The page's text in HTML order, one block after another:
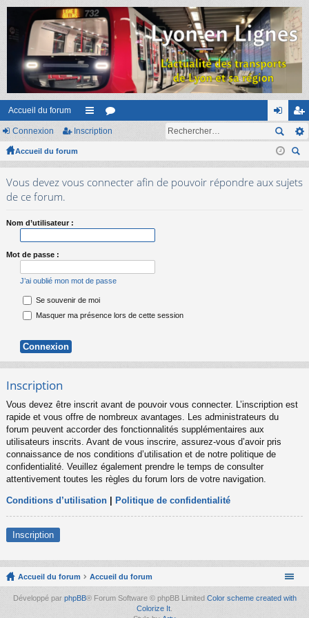
Accueil du forum
ac or on
ne
ns
cri
Connexion Inscription
Accueil du forum
ec
her
Vous devez vous connecter afin de pouvoir répondre aux sujets
de ce forum.
Nom d’utilisateur :
Mot de passe :
J’ai oublié mon mot de passe
Se souvenir de moi
Masquer ma présence lors de cette session
Inscription
Vous devez être inscrit avant de pouvoir vous connecter. L’inscription est
rapide et vous offre de nombreux avantages. Les administrateurs du
forum peuvent accorder des fonctionnalités supplémentaires aux
utilisateurs inscrits. Avant de vous inscrire, assurez-vous d’avoir pris
connaissance de nos conditions d’utilisation et de notre politique de
confidentialité. Veuillez également prendre le temps de consulter
attentivement toutes les règles du forum lors de votre navigation.
Conditions d’utilisation Politique de confidentialité
Inscription
Accueil du forum Accueil du forum
Développé par phpBB® Forum Software © phpBB Limited Color scheme created with
Colorize It.